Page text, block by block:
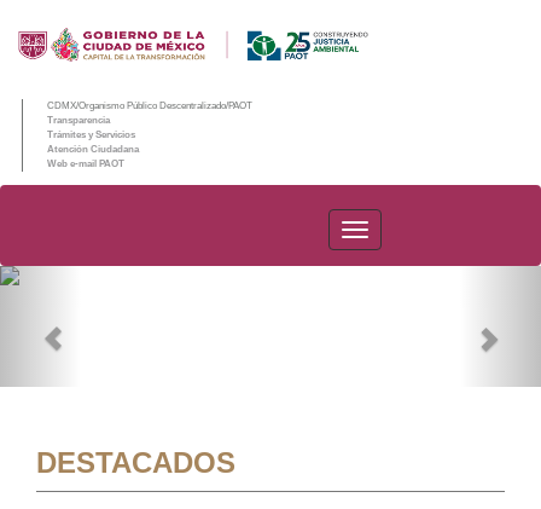
CDMX/Organismo Público Descentralizado/PAOT
Transparencia
Trámites y Servicios
Atención Ciudadana
Web e-mail PAOT
PAOT
DESTACADOS